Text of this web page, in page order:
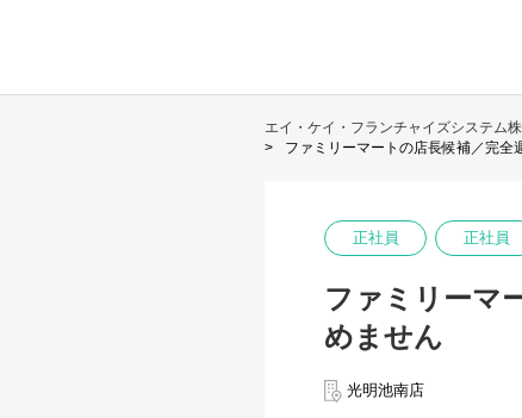
エイ・ケイ・フランチャイズシステム
ファミリーマートの店長候補／完
正社員 正社員
ファミリーマ
めません
光明池南店